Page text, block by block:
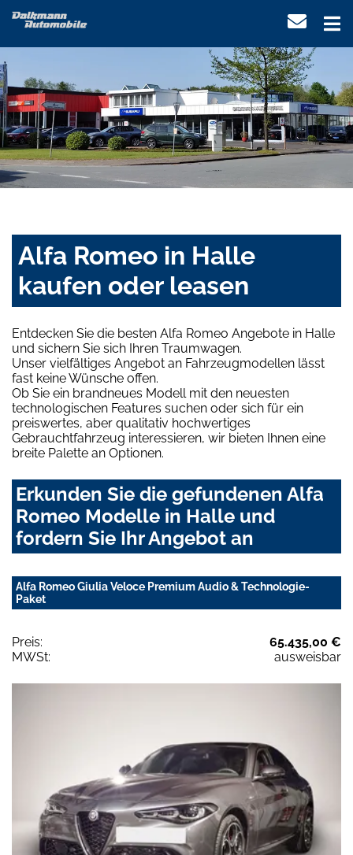
Alfa Romeo in Halle
kaufen oder leasen
Entdecken Sie die besten Alfa Romeo Angebote in Halle
und sichern Sie sich Ihren Traumwagen.
Unser vielfältiges Angebot an Fahrzeugmodellen lässt
fast keine Wünsche offen.
Ob Sie ein brandneues Modell mit den neuesten
technologischen Features suchen oder sich für ein
preiswertes, aber qualitativ hochwertiges
Gebrauchtfahrzeug interessieren, wir bieten Ihnen eine
breite Palette an Optionen.
Erkunden Sie die gefundenen Alfa
Romeo Modelle in Halle und
fordern Sie Ihr Angebot an
Alfa Romeo Giulia Veloce Premium Audio & Technologie-
Paket
Preis:
65.435,00 €
MWSt:
ausweisbar